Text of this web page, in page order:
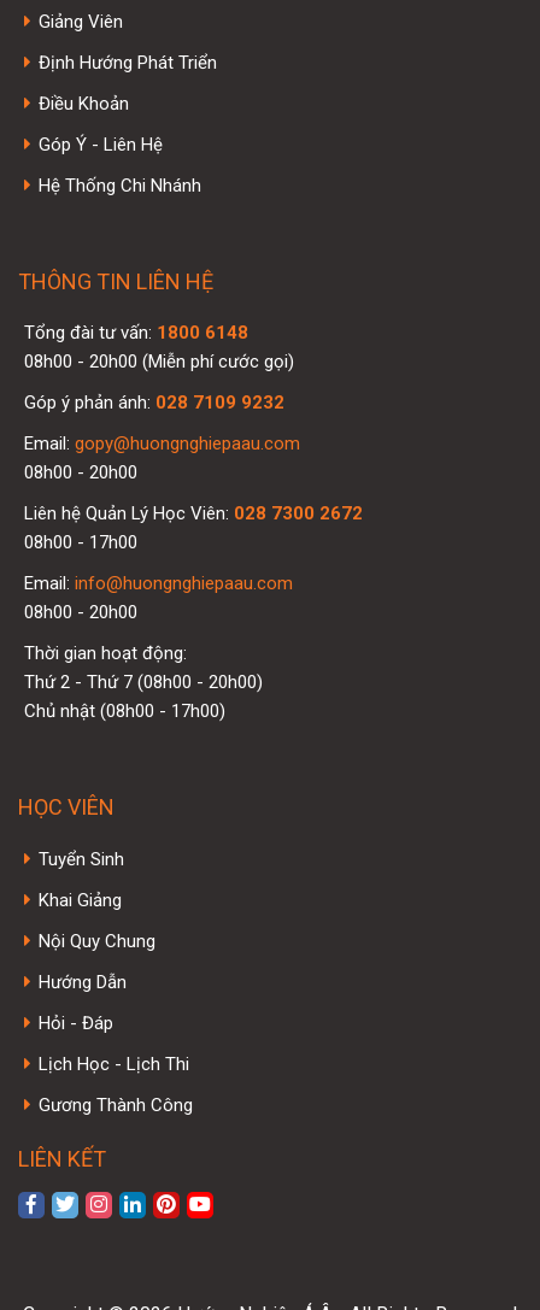
Giảng Viên
Định Hướng Phát Triển
Điều Khoản
Góp Ý - Liên Hệ
Hệ Thống Chi Nhánh
THÔNG TIN LIÊN HỆ
Tổng đài tư vấn: 1800 6148
08h00 - 20h00 (Miễn phí cước gọi)
Góp ý phản ánh: 028 7109 9232
Email: gopy@huongnghiepaau.com
08h00 - 20h00
Liên hệ Quản Lý Học Viên: 028 7300 2672
08h00 - 17h00
Email: info@huongnghiepaau.com
08h00 - 20h00
Thời gian hoạt động:
Thứ 2 - Thứ 7 (08h00 - 20h00)
Chủ nhật (08h00 - 17h00)
HỌC VIÊN
Tuyển Sinh
Khai Giảng
Nội Quy Chung
Hướng Dẫn
Hỏi - Đáp
Lịch Học - Lịch Thi
Gương Thành Công
LIÊN KẾT